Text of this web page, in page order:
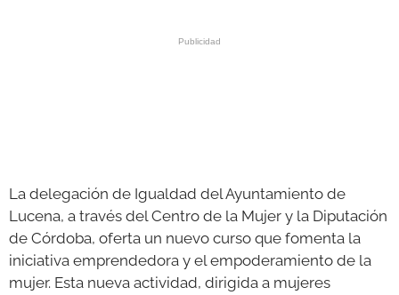
GALERÍAS
La delegación de Igualdad del Ayuntamiento de
Lucena, a través del Centro de la Mujer y la Diputación
de Córdoba, oferta un nuevo curso que fomenta la
iniciativa emprendedora y el empoderamiento de la
mujer. Esta nueva actividad, dirigida a mujeres